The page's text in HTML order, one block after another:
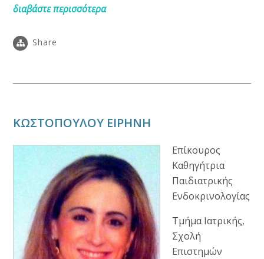
διαβάστε περισσότερα
Share
ΚΩΣΤΟΠΟΥΛΟΥ ΕΙΡΗΝΗ
Επίκουρος
Καθηγήτρια
Παιδιατρικής
Ενδοκρινολογίας
Τμήμα Ιατρικής,
Σχολή
Επιστημών